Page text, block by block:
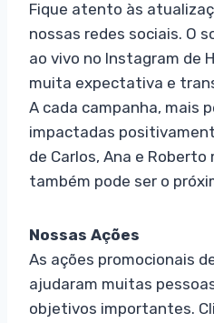
Fique atento às
nossas redes sociais. O
ao vivo no Instagram de
muita expectativa e
A cada campanha, mais
impactadas
de Carlos, Ana e
também pode ser o
Nossas Ações
As ações promocionais
ajudaram muitas
objetivos importantes.